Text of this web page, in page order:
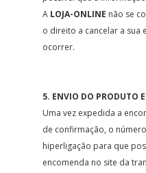
A LOJA-ONLINE não se
o direito a cancelar a sua
ocorrer.
5. ENVIO DO PRODUTO
Uma vez expedida a
de confirmação, o
hiperligação para que
encomenda no site da